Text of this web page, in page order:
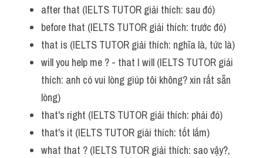
after that (IELTS TUTOR giải thích: sau đó)
before that (IELTS TUTOR giải thích: trước đó)
that is (IELTS TUTOR giải thích: nghĩa là, tức là)
will you help me ? - that I will (IELTS TUTOR giải
thích: anh có vui lòng giúp tôi không? xin rất sẵn
lòng)
that's right (IELTS TUTOR giải thích: phải đó)
that's it (IELTS TUTOR giải thích: tốt lắm)
what that ? (IELTS TUTOR giải thích: sao vậy?,